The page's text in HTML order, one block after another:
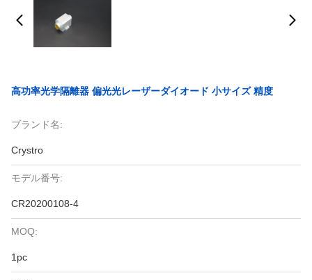
高功率光学隔離器 偏光光レーザーダイオード 小サイズ 精度
ブランド名:
Crystro
モデル番号:
CR20200108-4
MOQ:
1pc